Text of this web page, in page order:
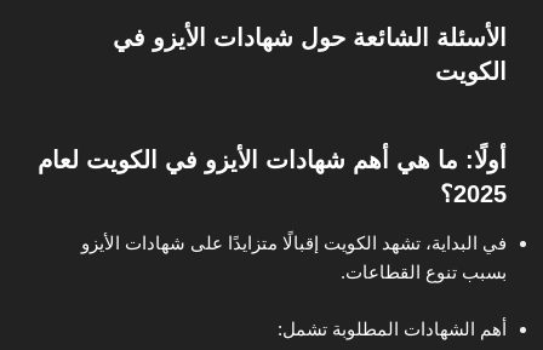
الأسئلة الشائعة حول شهادات الأيزو في
الكويت
أولًا: ما هي أهم شهادات الأيزو في الكويت لعام
2025؟
في البداية، تشهد الكويت إقبالًا متزايدًا على شهادات الأيزو
بسبب تنوع القطاعات.
أهم الشهادات المطلوبة تشمل: